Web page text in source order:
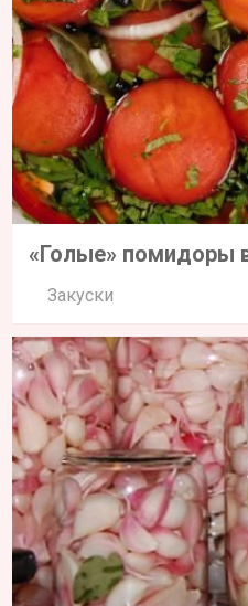
«Голые» помидоры
Закуски